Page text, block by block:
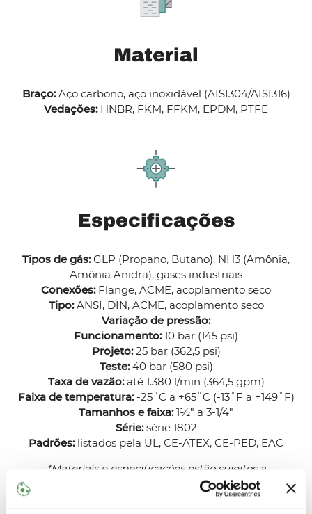
Material
Braço:Aço carbono, aço inoxidável (AISI304/AISI316)
Vedações:HNBR, FKM, FFKM, EPDM, PTFE
Especificações
Tipos de gás:GLP (Propano, Butano), NH3 (Amônia,
Amônia Anidra), gases industriais
Conexões: Flange, ACME, acoplamento seco
Tipo:ANSI, DIN, ACME, acoplamento seco
Variação de pressão:
Funcionamento:10 bar (145 psi)
Projeto:25 bar (362,5 psi)
Teste:40 bar (580 psi)
Taxa de vazão:até 1.380 l/min (364,5 gpm)
Faixa de temperatura:-25˚C a +65˚C (-13˚F a +149˚F)
Tamanhos e faixa:1½" a 3-1/4"
Série:série 1802
Padrões:listados pela UL, CE-ATEX, CE-PED, EAC
*Materiais e especificações estão sujeitos a
generalização. Nossos profissionais experientes estão
prontos para ajudá-lo a encontrar o ajuste correto para